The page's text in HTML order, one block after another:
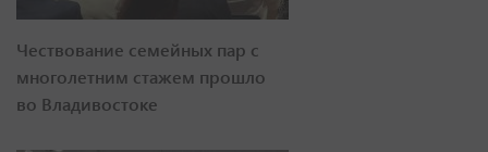
Чествование семейных пар с
многолетним стажем прошло
во Владивостоке